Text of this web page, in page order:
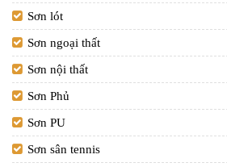
Sơn lót
Sơn ngoại thất
Sơn nội thất
Sơn Phủ
Sơn PU
Sơn sân tennis